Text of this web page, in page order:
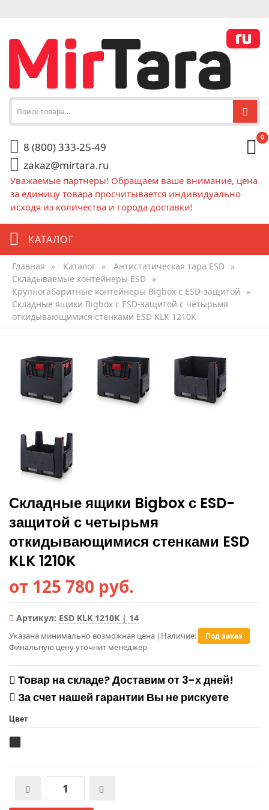
8 (800) 333-25-49
zakaz@mirtara.ru
0
Уважаемые партнеры! Обращаем ваше внимание, цена
за единицу товара просчитывается индивидуально
исходя из количества и города доставки!
КАТАЛОГ
Главная » Каталог » Антистатическая тара ESD »
Складываемые контейнеры ESD »
Крупногабаритные контейнеры Bigbox с ESD-защитой
»
Складные ящики Bigbox с ESD-защитой с четырьмя
откидывающимися стенками ESD KLK 1210K
Складные ящики Bigbox с ESD-
защитой с четырьмя
откидывающимися стенками ESD
KLK 1210K
от 125 780 руб.
Артикул: ESD KLK 1210K | 14
Указана минимально возможная цена |
Финальную цену уточнит менеджер
Наличие: Под заказ
Товар на складе? Доставим от 3-х дней!
За счет нашей гарантии Вы не рискуете
Цвет